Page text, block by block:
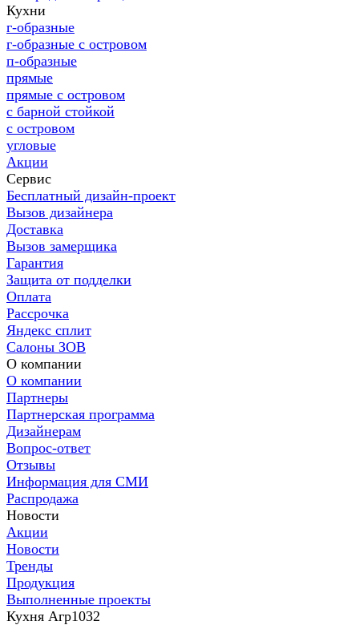
Кухни
г-образные
г-образные с островом
п-образные
прямые
прямые с островом
с барной стойкой
с островом
угловые
Акции
Сервис
Бесплатный дизайн-проект
Вызов дизайнера
Доставка
Вызов замерщика
Гарантия
Защита от подделки
Оплата
Рассрочка
Яндекс сплит
Салоны ЗОВ
О компании
О компании
Партнеры
Партнерская программа
Дизайнерам
Вопрос-ответ
Отзывы
Информация для СМИ
Распродажа
Новости
Акции
Новости
Тренды
Продукция
Выполненные проекты
Кухня Агр1032